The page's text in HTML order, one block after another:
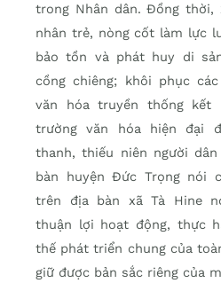
trong Nhân dân. Đồng thời,
nhân trẻ, nòng cốt làm lực
bảo tồn và phát huy di
cồng chiêng; khôi phục
văn hóa truyền thống
trường văn hóa hiện đại
thanh, thiếu niên người
bàn huyện Đức Trọng nói
trên địa bàn xã Tà Hine
thuận lợi hoạt động, thực
thế phát triển chung của
giữ được bản sắc riêng của